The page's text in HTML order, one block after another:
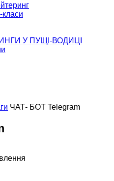
класи
У ПУЩІ-ВОДИЦІ
ЧАТ- БОТ Telegram